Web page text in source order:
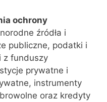
ochrony
źródła i
publiczne, podatki i
z funduszy
prywatne i
instrumenty
oraz kredyty